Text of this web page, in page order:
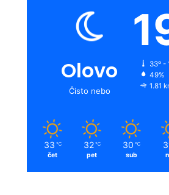
Olovo
Čisto nebo
33º -
49%
1.81
33 ℃
čet
32 ℃
pet
30 ℃
sub